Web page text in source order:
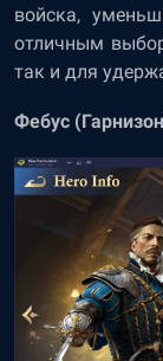
войска,
отличным
так и для
Фебус